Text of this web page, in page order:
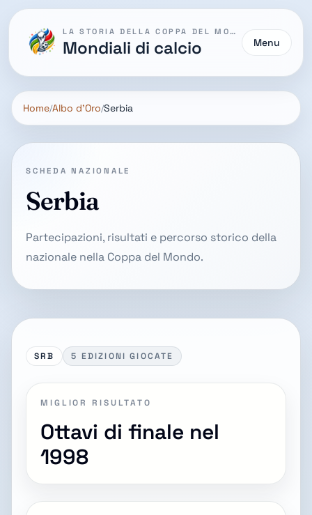
LA STORIA DELLA COPPA DEL MONDO
Mondiali di calcio Menu
Home Albo d'Oro Serbia
SCHEDA NAZIONALE
Serbia
Partecipazioni, risultati e percorso storico della
nazionale nella Coppa del Mondo.
SRB 5 EDIZIONI GIOCATE
MIGLIOR RISULTATO
Ottavi di finale nel
1998